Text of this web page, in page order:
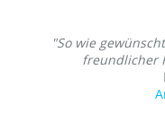
"So wie
freundlicher